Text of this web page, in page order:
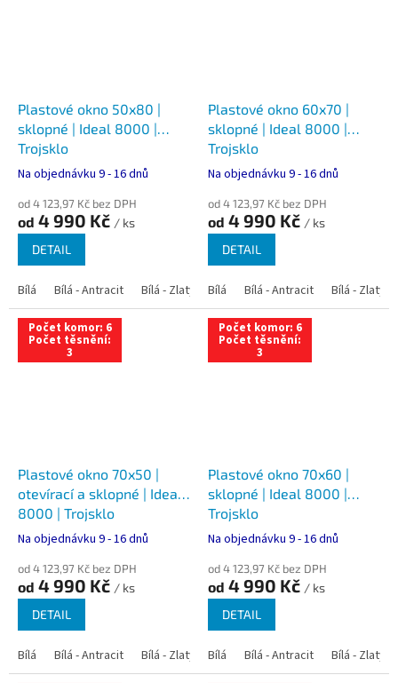
Plastové okno 50x80 |
sklopné | Ideal 8000 |
Trojsklo
Na objednávku 9 - 16 dnů
od 4 123,97 Kč bez DPH
od 4 990 Kč / ks
DETAIL
Bílá Bílá - Antracit Bílá - Zlatý dub Bílá - Tmavý dub Bílá -
Plastové okno 60x70 |
sklopné | Ideal 8000 |
Trojsklo
Na objednávku 9 - 16 dnů
od 4 123,97 Kč bez DPH
od 4 990 Kč / ks
DETAIL
Bílá Bílá - Antracit Bílá - Zlatý
Počet komor: 6
Počet těsnění:
3
Plastové okno 70x50 |
otevírací a sklopné | Ideal
8000 | Trojsklo
Na objednávku 9 - 16 dnů
od 4 123,97 Kč bez DPH
od 4 990 Kč / ks
DETAIL
Bílá Bílá - Antracit Bílá - Zlatý dub Bílá - Tmavý dub Bílá -
Počet komor: 6
Počet těsnění:
3
Plastové okno 70x60 |
sklopné | Ideal 8000 |
Trojsklo
Na objednávku 9 - 16 dnů
od 4 123,97 Kč bez DPH
od 4 990 Kč / ks
DETAIL
Bílá Bílá - Antracit Bílá - Zlatý